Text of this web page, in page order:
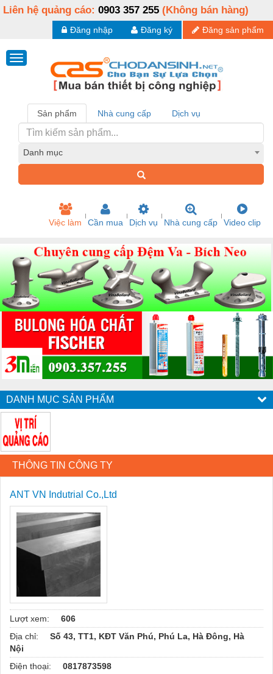
Liên hệ quảng cáo: 0903 357 255 (Không bán hàng)
Đăng sản phẩm
Đăng ký
Đăng nhập
Sản phẩm Nhà cung cấp Dịch vụ
Danh mục
Việc làm Cần mua Dịch vụ Nhà cung cấp Video clip
DANH MỤC SẢN PHẨM
THÔNG TIN CÔNG TY
ANT VN Indutrial Co.,Ltd
Lượt xem:
606
Địa chỉ:
Số 43, TT1, KĐT Văn Phú, Phú La, Hà Đông, Hà
Nội
Điện thoại:
0817873598